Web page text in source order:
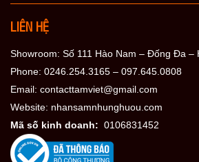
LIÊN HỆ
Showroom: Số 111 Hào Nam – Đống Đa –
Phone: 0246.254.3165 – 097.645.0808
Email: contacttamviet@gmail.com
Website: nhansamnhunghuou.com
Mã số kinh doanh: 0106831452